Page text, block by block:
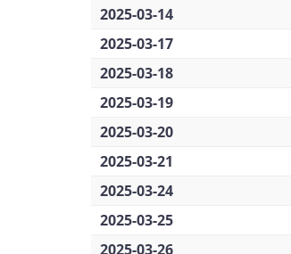
2025-03-14
2025-03-17
2025-03-18
2025-03-19
2025-03-20
2025-03-21
2025-03-24
2025-03-25
2025-03-26